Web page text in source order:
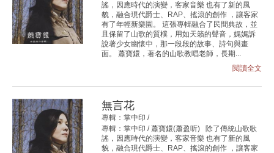
謠，因應時代的演變，客家音樂 也有了新的風
貌，融合現代爵士、RAP、搖滾的創作 ，讓客家
有了年輕新樂園。 這張專輯融合了民間典故，並
且保留了山歌的質樸，用如天籟的聲音，娓娓訴
說著少女幽懷中，那一段段的故事、詩句與畫
面。 蕭寶鐶，著名的山歌教唱老師，長期...
閱讀全文
無言花
專輯：掌中印 /
專輯：掌中印 / 蕭寶鐶(蕭盈听) 除了傳統山歌歌
謠，因應時代的演變，客家音樂 也有了新的風
貌，融合現代爵士、RAP、搖滾的創作 ，讓客家